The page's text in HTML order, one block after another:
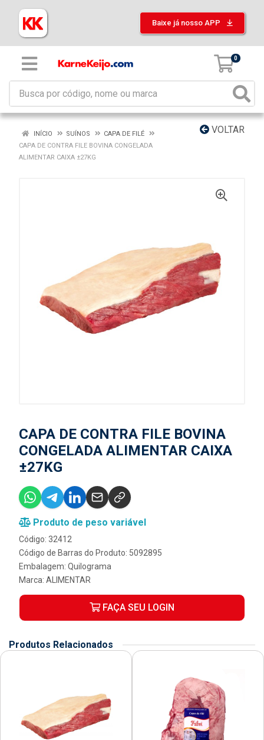
Baixe já nosso APP
0
VOLTAR
INÍCIO SUÍNOS
CAPA DE FILÉ
CAPA DE CONTRA FILE BOVINA CONGELADA
ALIMENTAR CAIXA ±27KG
CAPA DE CONTRA FILE BOVINA
CONGELADA ALIMENTAR CAIXA
±27KG
Produto de peso variável
Código: 32412
Código de Barras do Produto: 5092895
Embalagem: Quilograma
Marca: ALIMENTAR
FAÇA SEU LOGIN
Produtos Relacionados